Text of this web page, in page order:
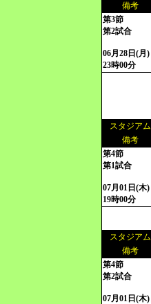
備考
第3節
第2試合
06月28日(月)
23時00分
スタジアム
備考
第4節
第1試合
07月01日(木)
19時00分
スタジアム
備考
第4節
第2試合
07月01日(木)